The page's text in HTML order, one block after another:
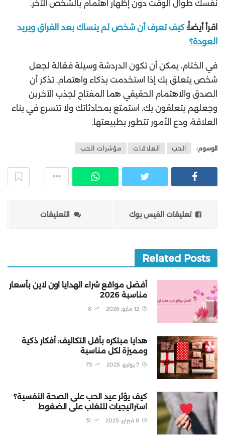
نفسك طوال الوقت دون إظهار اهتمام بالشخص الآخر.
اقرأ أيضاً: كيف تعرف أن شخص لم ينساك بعد الفراق ويريد
العودة؟
في الختام، يمكن أن تكون الدردشة وسيلة فعّالة لجعل
شخص يتعلق بك إذا استخدمت بذكاء واهتمام. تذكر أن
الصدق والاهتمام الحقيقي هما المفتاح لجذب الآخرين
وجعلهم يتعلقون بك. استمتع بمحادثاتك ولا تتسرع في بناء
العلاقة، ودع الأمور تتطور بطبيعتها.
الوسوم: الحب العلاقات مؤشرات الحب
تعليقات الفيس بوك التعليقات
Related Posts
أفضل مواقع شراء الهدايا اون لاين بأسعار
مناسبة 2026
12 مايو، 2026 8
هدايا مبتكره بأقل التكاليف: أفكار ذكية
ومميزة لكل مناسبة
7 يوليو، 2025 73
كيف يؤثر عيد الحب على الصحة النفسية؟
استراتيجيات للتغلب على الضغوط
8 فبراير، 2025 31